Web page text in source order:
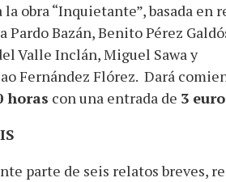
la obra “Inquietante”, basada en
Pardo Bazán, Benito Pérez
Valle Inclán, Miguel Sawa y
Fernández Flórez. Dará
horas con una entrada de 3
parte de seis relatos breves,